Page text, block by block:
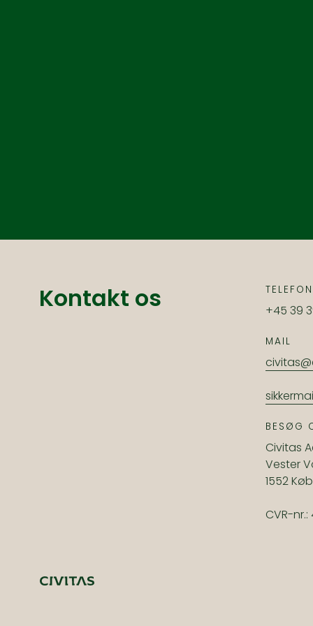
Kontakt os TELEFON
+45 39
MAIL
BESØG
Civitas
Vester
1552
CVR-nr.: